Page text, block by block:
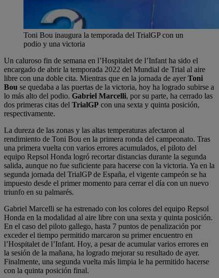
Toni Bou inaugura la temporada del TrialGP con un
podio y una victoria
Un caluroso fin de semana en l’Hospitalet de l’Infant ha sido el
encargado de abrir la temporada 2022 del Mundial de Trial al aire
libre con una doble cita. Mientras que en la jornada de ayerToni
Bou se quedaba a las puertas de la victoria, hoy ha logrado subirse a
lo más alto del podio. Gabriel Marcelli, por su parte, ha cerrado las
dos primeras citas del TrialGP con una sexta y quinta posición,
respectivamente.
La dureza de las zonas y las altas temperaturas afectaron al
rendimiento de Toni Bou en la primera ronda del campeonato. Tras
una primera vuelta con varios errores acumulados, el piloto del
equipo Repsol Honda logró recortar distancias durante la segunda
salida, aunque no fue suficiente para hacerse con la victoria. Ya en la
segunda jornada del TrialGP de España, el vigente campeón se ha
impuesto desde el primer momento para cerrar el día con un nuevo
triunfo en su palmarés.
Gabriel Marcelli se ha estrenado con los colores del equipo Repsol
Honda en la modalidad al aire libre con una sexta y quinta posición.
En el caso del piloto gallego, hasta 7 puntos de penalización por
exceder el tiempo permitido marcaron su primer encuentro en
l’Hospitalet de l’Infant. Hoy, a pesar de acumular varios errores en
la sesión de la mañana, ha logrado mejorar su resultado de ayer.
Finalmente, una segunda vuelta más limpia le ha permitido hacerse
con la quinta posición final.